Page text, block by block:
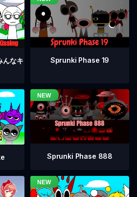
なキ
Sprunki Phase 19
Sprunki Phase 888